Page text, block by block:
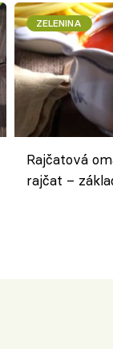
ZELENINA
Rajčatová
rajčat –